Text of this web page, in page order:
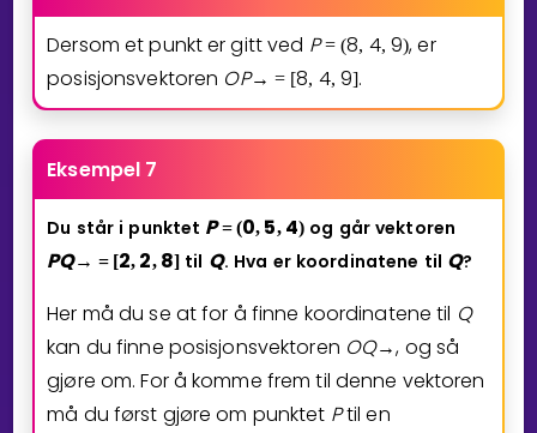
Dersom et punkt er gitt ved P = (8, 4, 9), er
posisjonsvektoren OP→ = [8, 4, 9].
Eksempel 7
Du står i punktet P =(0, 5, 4) og går vektoren
PQ→ = [2, 2, 8] til Q. Hva er koordinatene til Q?
Her må du se at for å finne koordinatene til Q
kan du finne posisjonsvektoren OQ→, og så
gjøre om. For å komme frem til denne vektoren
må du først gjøre om punktet Ptil en